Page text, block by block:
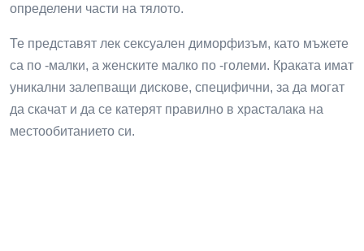
определени части на тялото.
Те представят лек сексуален диморфизъм, като мъжете
са по -малки, а женските малко по -големи. Краката имат
уникални залепващи дискове, специфични, за да могат
да скачат и да се катерят правилно в храсталака на
местообитанието си.